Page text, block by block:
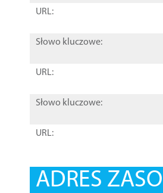
URL:
Słowo kluczowe:
URL:
Słowo kluczowe:
URL:
ADRES